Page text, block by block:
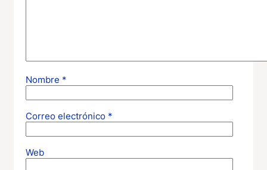
Nombre *
Correo electrónico *
Web